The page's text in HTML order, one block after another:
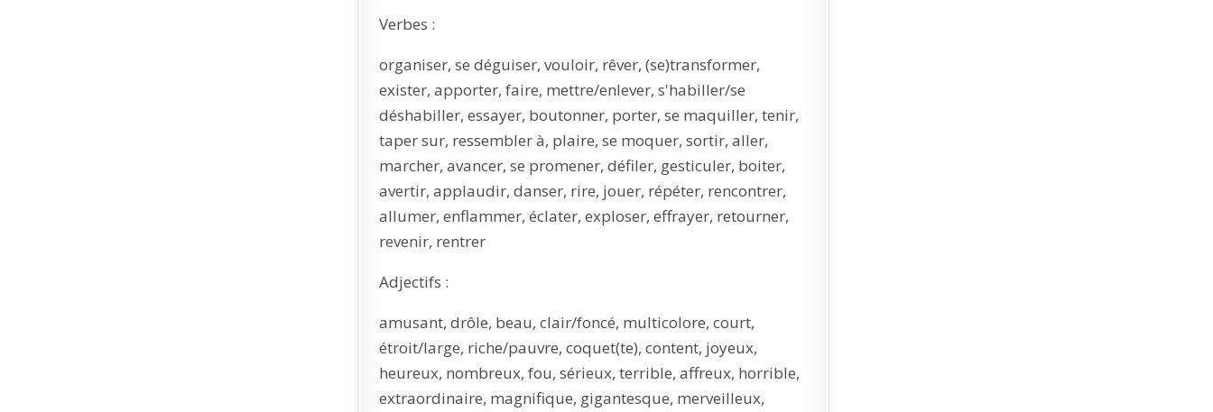
Verbes :
organiser, se déguiser, vouloir, rêver, (se)transformer,
exister, apporter, faire, mettre/enlever, s'habiller/se
déshabiller, essayer, boutonner, porter, se maquiller, tenir,
taper sur, ressembler à, plaire, se moquer, sortir, aller,
marcher, avancer, se promener, défiler, gesticuler, boiter,
avertir, applaudir, danser, rire, jouer, répéter, rencontrer,
allumer, enflammer, éclater, exploser, effrayer, retourner,
revenir, rentrer
Adjectifs :
amusant, drôle, beau, clair/foncé, multicolore, court,
étroit/large, riche/pauvre, coquet(te), content, joyeux,
heureux, nombreux, fou, sérieux, terrible, affreux, horrible,
extraordinaire, magnifique, gigantesque, merveilleux,